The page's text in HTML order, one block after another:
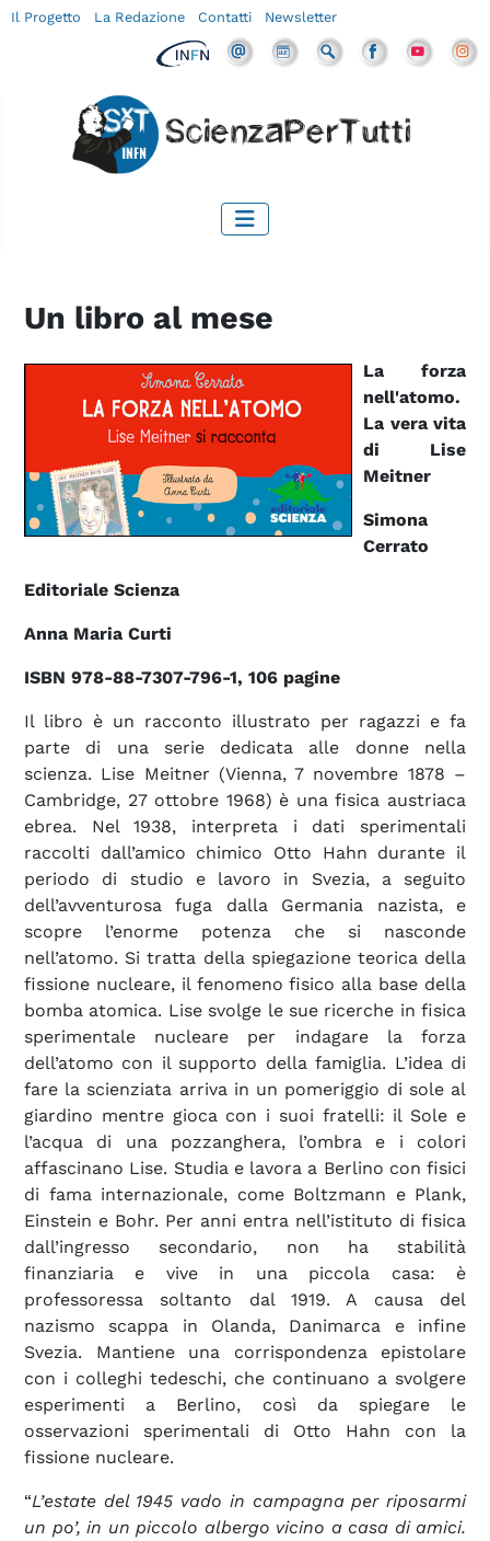
Il Progetto La Redazione Contatti Newsletter
Un libro al mese
La forza
nell'atomo.
La vera vita
di Lise
Meitner
Simona
Cerrato
Editoriale Scienza
Anna Maria Curti
ISBN 978-88-7307-796-1, 106 pagine
Il libro è un racconto illustrato per ragazzi e fa
parte di una serie dedicata alle donne nella
scienza. Lise Meitner (Vienna, 7 novembre 1878 –
Cambridge, 27 ottobre 1968) è una fisica austriaca
ebrea. Nel 1938, interpreta i dati sperimentali
raccolti dall’amico chimico Otto Hahn durante il
periodo di studio e lavoro in Svezia, a seguito
dell’avventurosa fuga dalla Germania nazista, e
scopre l’enorme potenza che si nasconde
nell’atomo. Si tratta della spiegazione teorica della
fissione nucleare, il fenomeno fisico alla base della
bomba atomica. Lise svolge le sue ricerche in fisica
sperimentale nucleare per indagare la forza
dell’atomo con il supporto della famiglia. L’idea di
fare la scienziata arriva in un pomeriggio di sole al
giardino mentre gioca con i suoi fratelli: il Sole e
l’acqua di una pozzanghera, l’ombra e i colori
affascinano Lise. Studia e lavora a Berlino con fisici
di fama internazionale, come Boltzmann e Plank,
Einstein e Bohr. Per anni entra nell’istituto di fisica
dall’ingresso secondario, non ha stabilità
finanziaria e vive in una piccola casa: è
professoressa soltanto dal 1919. A causa del
nazismo scappa in Olanda, Danimarca e infine
Svezia. Mantiene una corrispondenza epistolare
con i colleghi tedeschi, che continuano a svolgere
esperimenti a Berlino, così da spiegare le
osservazioni sperimentali di Otto Hahn con la
fissione nucleare.
“L’estate del 1945 vado in campagna per riposarmi
un po’, in un piccolo albergo vicino a casa di amici.